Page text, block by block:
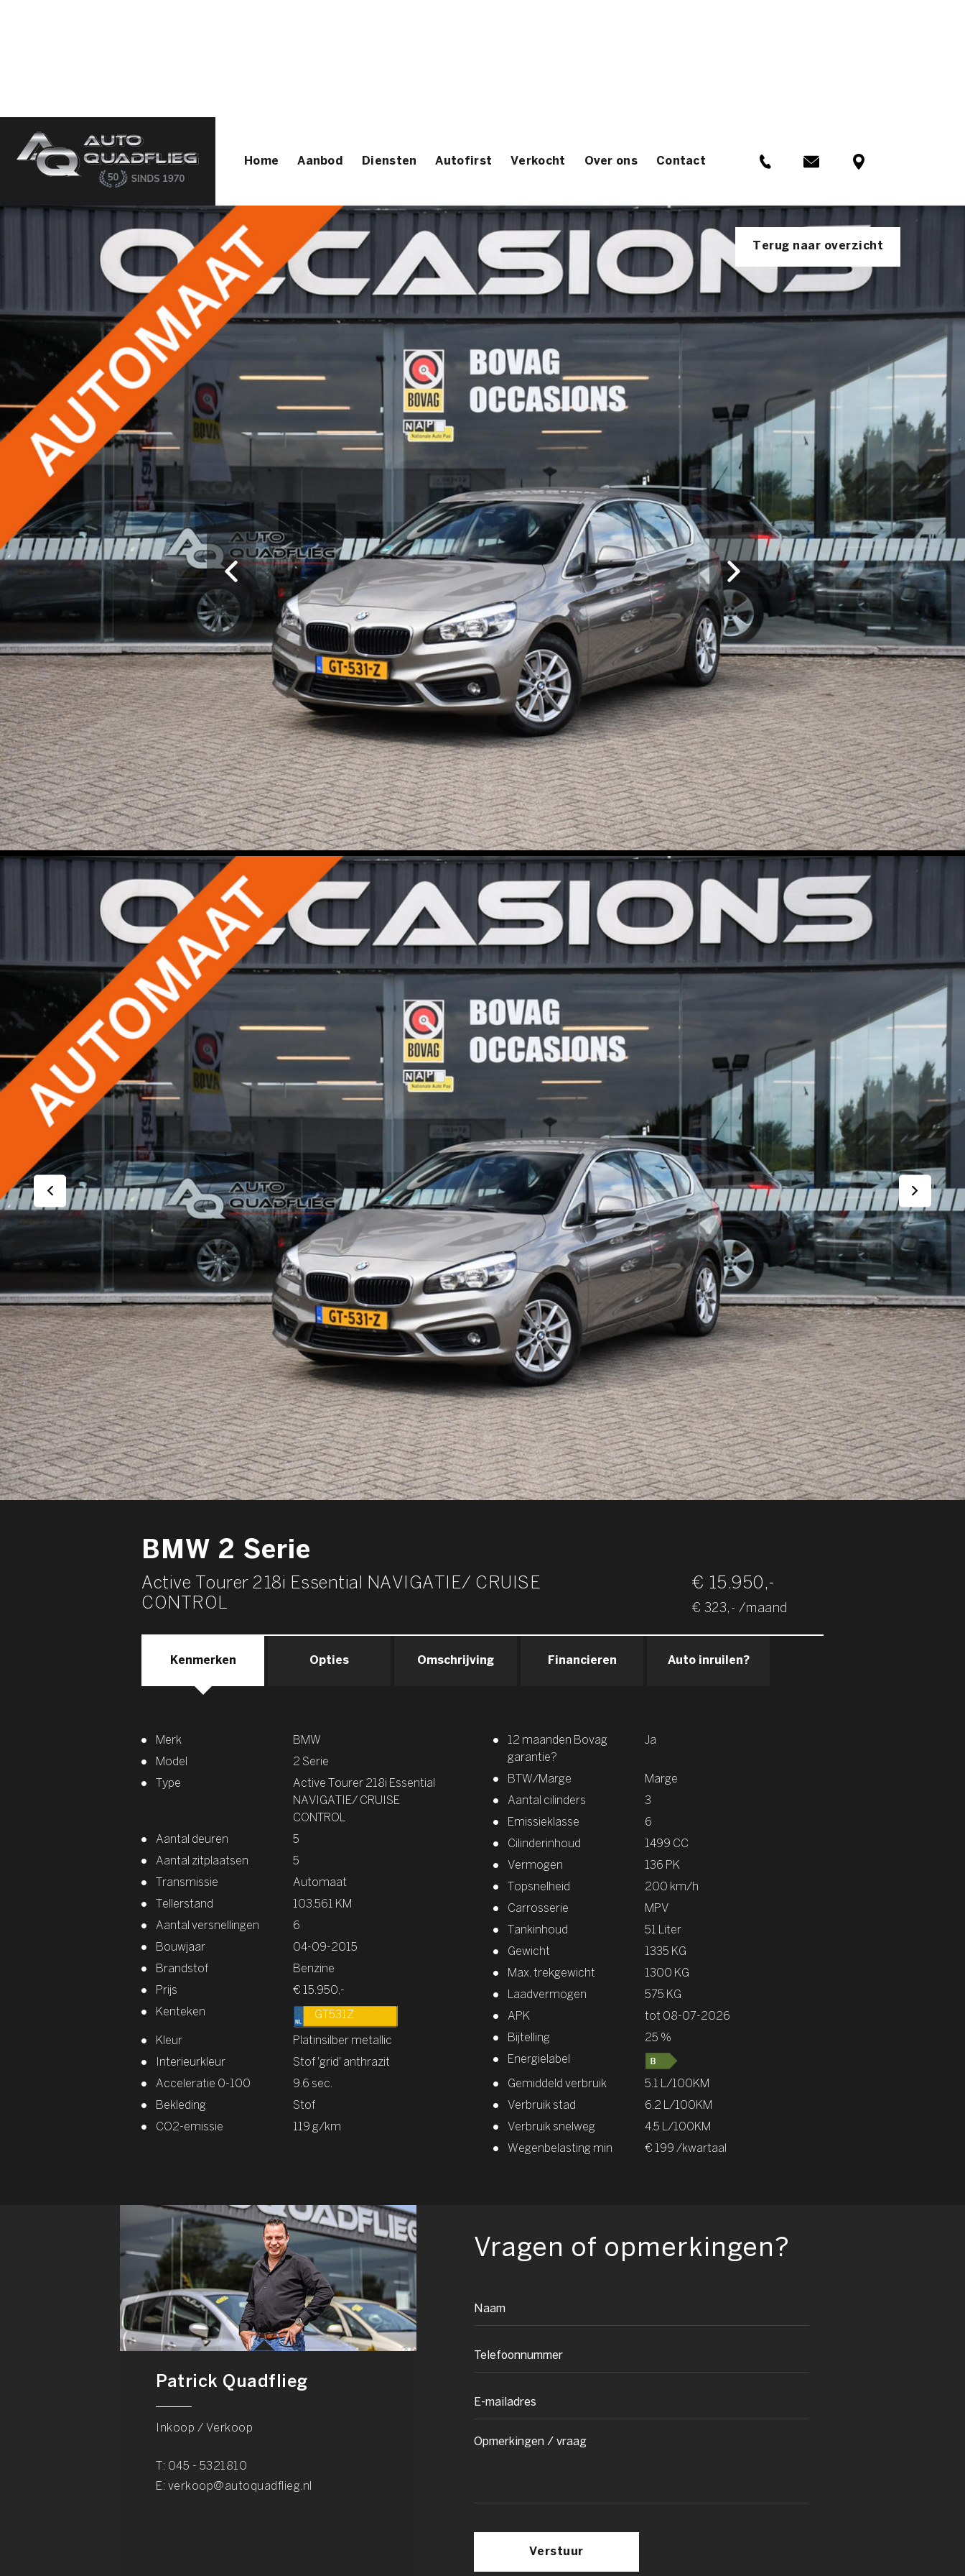
Home Aanbod Diensten Autofirst Verkocht Over ons Contact
Terug naar overzicht
BMW 2 Serie
Active Tourer 218i Essential NAVIGATIE/ CRUISE
CONTROL
€ 15.950,-
€ 323,- /maand
Kenmerken Opties Omschrijving Financieren Auto inruilen?
Merk
BMW
Model
2 Serie
Type
Active Tourer 218i Essential
NAVIGATIE/ CRUISE
CONTROL
Aantal deuren
5
Aantal zitplaatsen
5
Transmissie
Automaat
Tellerstand
103.561 KM
Aantal versnellingen
6
Bouwjaar
04-09-2015
Brandstof
Benzine
Prijs
€ 15.950,-
Kenteken
GT531Z
Kleur
Platinsilber metallic
Interieurkleur
Stof 'grid' anthrazit
Acceleratie 0-100
9.6 sec.
Bekleding
Stof
CO2-emissie
119 g/km
12 maanden Bovag
garantie?
Ja
BTW/Marge
Marge
Aantal cilinders
3
Emissieklasse
6
Cilinderinhoud
1499 CC
Vermogen
136 PK
Topsnelheid
200 km/h
Carrosserie
MPV
Tankinhoud
51 Liter
Gewicht
1335 KG
Max. trekgewicht
1300 KG
Laadvermogen
575 KG
APK
tot 08-07-2026
Bijtelling
25 %
Energielabel
Gemiddeld verbruik
5.1 L/100KM
Verbruik stad
6.2 L/100KM
Verbruik snelweg
4.5 L/100KM
Wegenbelasting min
€ 199 /kwartaal
Patrick Quadflieg
Inkoop / Verkoop
T: 045 - 5321810
E: verkoop@autoquadflieg.nl
Vragen of opmerkingen?
Verstuur